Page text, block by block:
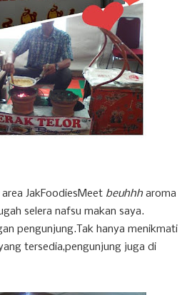
area JakFoodiesMeet beuhhh aroma
selera nafsu makan saya.
pengunjung.Tak hanya menikmati
tersedia,pengunjung juga di